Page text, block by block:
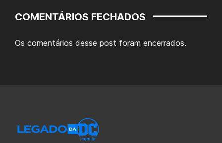
COMENTÁRIOS FECHADOS
Os comentários desse post foram encerrados.